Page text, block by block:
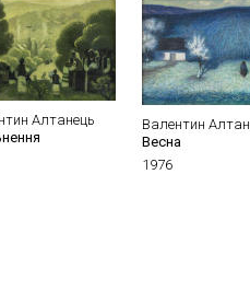
Алтанець
Валентин
Весна
1976